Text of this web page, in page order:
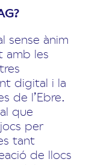
sense ànim
amb les
digital i la
de l’Ebre.
que
per
tant
de llocs